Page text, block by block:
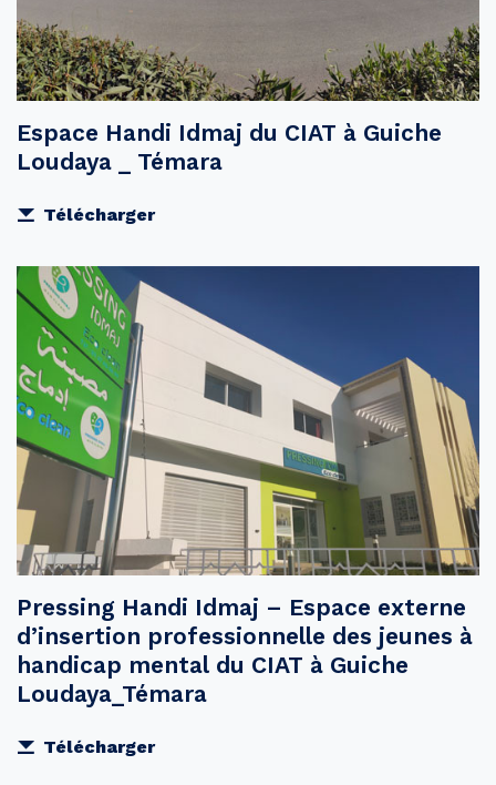
Espace Handi Idmaj du CIAT à Guiche
Loudaya _ Témara
Télécharger
Pressing Handi Idmaj – Espace externe
d’insertion professionnelle des jeunes à
handicap mental du CIAT à Guiche
Loudaya_Témara
Télécharger